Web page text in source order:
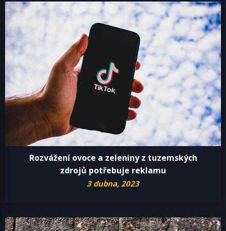
Rozvážení ovoce a zeleniny z tuzemských
zdrojů potřebuje reklamu
3 dubna, 2023